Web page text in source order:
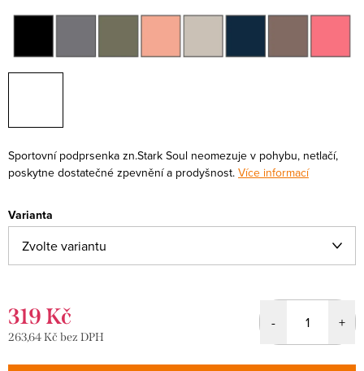
Sportovní podprsenka zn.Stark Soul neomezuje v pohybu, netlačí,
poskytne dostatečné zpevnění a prodyšnost. Více informací
Varianta
319 Kč
263,64 Kč bez DPH